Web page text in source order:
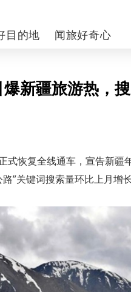
目的地 闻旅好奇心
新疆旅游热，
式恢复全线通车，宣告新
”关键词搜索量环比上月增长